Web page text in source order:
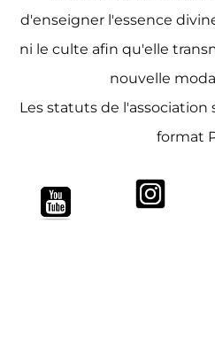
d'enseigner l'essence
ni le culte afin qu'elle
nouvelle
Les statuts de
format